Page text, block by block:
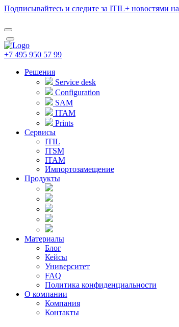
Подписывайтесь и следите за ITIL+ новостями на
+7 495 950 57 99
Решения
Service desk
Configuration
SAM
ITAM
Prints
Сервисы
ITIL
ITSM
ITAM
Импортозамещение
Продукты
Материалы
Блог
Кейсы
Университет
FAQ
Политика конфиденциальности
О компании
Компания
Контакты